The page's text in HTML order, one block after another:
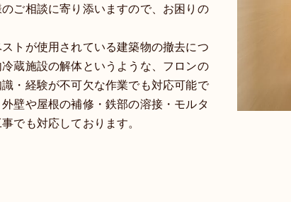
ご相談に寄り添いますので、お困りの
トが使用されている建築物の撤去につ
蔵施設の解体というような、フロンの
・経験が不可欠な作業でも対応可能で
壁や屋根の補修・鉄部の溶接・モルタ
でも対応しております。